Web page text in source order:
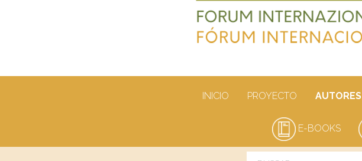
INICIO PROYECTO AUTORES
E-BOOKS